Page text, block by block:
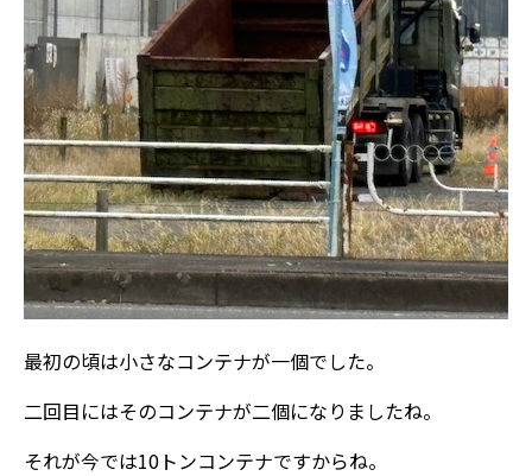
最初の頃は小さなコンテナが一個でした。
二回目にはそのコンテナが二個になりましたね。
それが今では10トンコンテナですからね。